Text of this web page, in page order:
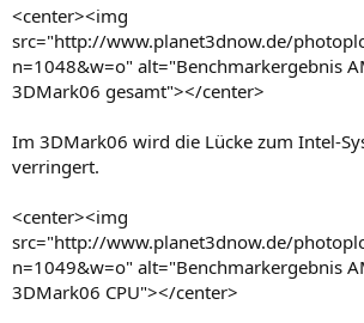
<center><img
src="http://www.planet3dnow.de/
n=1048&w=o" alt="Benchmarkergebnis
3DMark06 gesamt"></center>
Im 3DMark06 wird die Lücke zum Intel-
verringert.
<center><img
src="http://www.planet3dnow.de/
n=1049&w=o" alt="Benchmarkergebnis
3DMark06 CPU"></center>